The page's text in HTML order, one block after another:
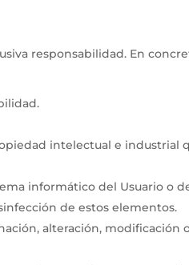
responsabilidad. En
intelectual e industrial
informático del Usuario o
de estos elementos.
alteración, modificación